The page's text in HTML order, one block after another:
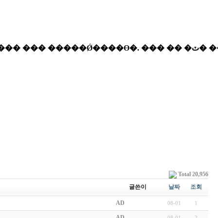
Total 20,956
글쓴이
날짜 조회
AD 08-01 1